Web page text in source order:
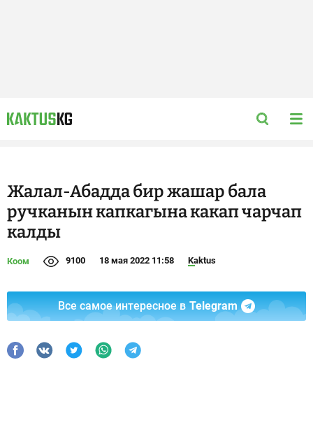
Жалал-Абадда бир жашар бала
ручканын капкагына какап чарчап
калды
Коом 9100 18 мая 2022 11:58 Kaktus
Все самое интересное в Telegram